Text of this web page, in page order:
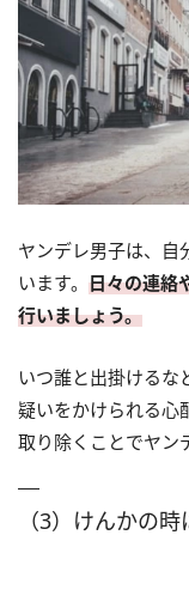
ヤンデレ男子は、自
います。 日々の連絡
行いましょう。
いつ誰と出掛けるな
疑いをかけられる心
取り除くことでヤン
（3）けんかの